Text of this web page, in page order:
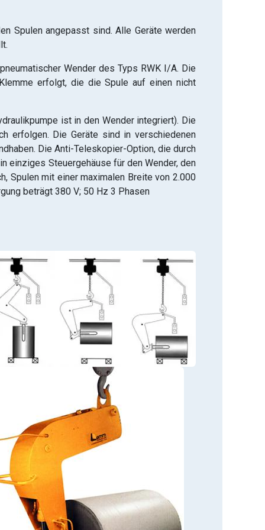
Spulen angepasst sind. Alle Geräte werden
Wender des Typs RWK I/A. Die
erfolgt, die die Spule auf einen nicht
ist in den Wender integriert). Die
erfolgen. Die Geräte sind in verschiedenen
Die Anti-Teleskopier-Option, die durch
einziges Steuergehäuse für den Wender, den
Spulen mit einer maximalen Breite von 2.000
beträgt 380 V; 50 Hz 3 Phasen